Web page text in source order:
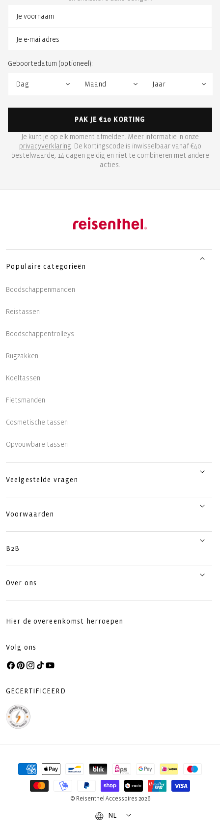
Geboortedatum (optioneel):
PAK JE €10 KORTING
Je kunt je op elk moment afmelden. Meer informatie in onze
privacyverklaring . De kortingscode is inwisselbaar vanaf €40
bestelwaarde, 14 dagen geldig en niet te combineren met andere
acties.
Populaire categorieën
Boodschappenmanden
Reistassen
Boodschappentrolleys
Rugzakken
Koeltassen
Fietsmanden
Cosmetische tassen
Opvouwbare tassen
Veelgestelde vragen
Voorwaarden
B2B
Over ons
Hier de overeenkomst herroepen
Volg ons
Facebook
Pinterest
Instagram
TikTokYouTube
GECERTIFICEERD
Betaalmethoden
© Reisenthel Accessoires 2026
NL